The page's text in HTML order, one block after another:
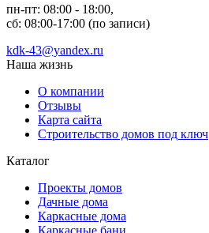
пн-пт: 08:00 - 18:00,
сб: 08:00-17:00 (по записи)
kdk-43@yandex.ru
Наша жизнь
О компании
Отзывы
Карта сайта
Строительство домов под ключ
Каталог
Проекты домов
Дачные дома
Каркасные дома
Каркасные бани